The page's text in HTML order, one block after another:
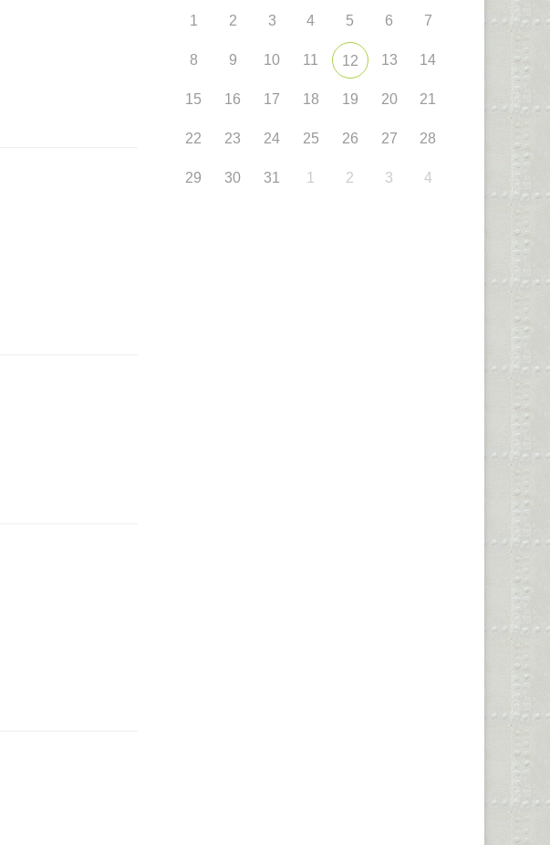
1 2 3 4 5 6 7
8 9 10 11 12 13 14
15 16 17 18 19 20 21
22 23 24 25 26 27 28
29 30 31 1 2 3 4